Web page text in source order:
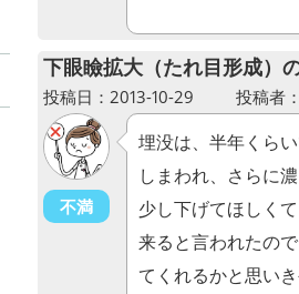
下眼瞼拡大（たれ目形成）
投稿日：2013-10-29
投稿者
不満
埋没は、半年くら
しまわれ、さらに
少し下げてほしく
来ると言われたの
てくれるかと思い